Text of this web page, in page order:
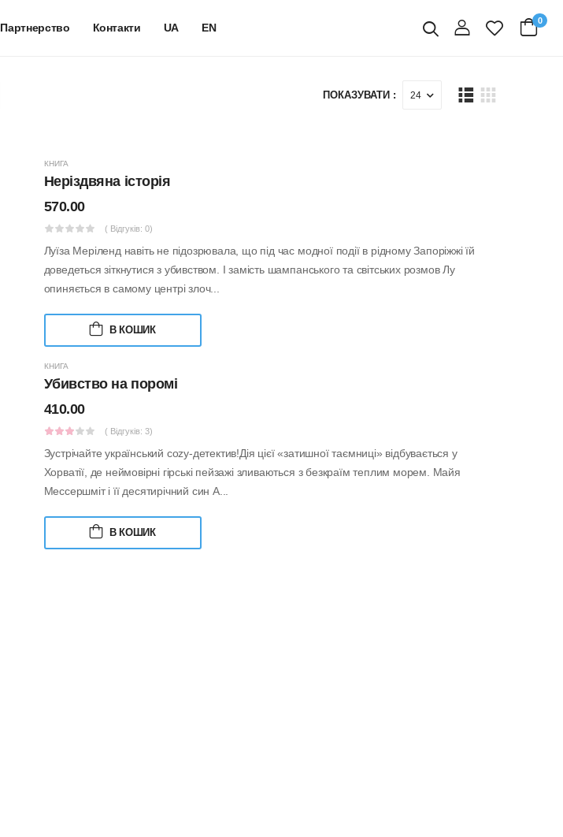
Партнерство Контакти UA EN
Пошуквхід
0
ПОКАЗУВАТИ :
КНИГА
Неріздвяна історія
570.00
( Відгуків: 0)
Луїза Меріленд навіть не підозрювала, що під час модної події в рідному Запоріжжі їй
доведеться зіткнутися з убивством. І замість шампанського та світських розмов Лу
опиняється в самому центрі злоч...
В КОШИК
КНИГА
Убивство на поромі
410.00
( Відгуків: 3)
Зустрічайте український cozy-детектив!Дія цієї «затишної таємниці» відбувається у
Хорватії, де неймовірні гірські пейзажі зливаються з безкраїм теплим морем. Майя
Мессершміт і її десятирічний син А...
В КОШИК